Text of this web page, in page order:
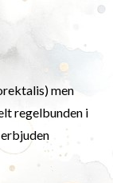
men
regelbunden i